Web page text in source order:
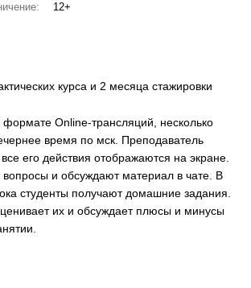
12+
курса и 2 месяца стажировки
формате Online-трансляций, несколько
время по мск. Преподаватель
его действия отображаются на экране.
и обсуждают материал в чате. В
студенты получают домашние задания.
их и обсуждает плюсы и минусы